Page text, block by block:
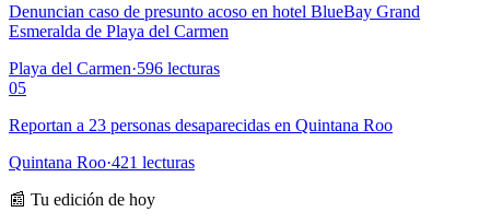
Denuncian caso de presunto acoso en hotel BlueBay Grand
Esmeralda de Playa del Carmen
Playa del Carmen·596 lecturas
05
Reportan a 23 personas desaparecidas en Quintana Roo
Quintana Roo·421 lecturas
📰 Tu edición de hoy